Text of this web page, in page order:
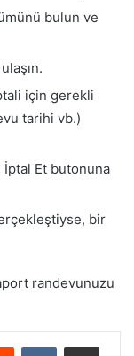
bulun ve
için gerekli
tarihi vb.)
Et butonuna
bir
randevunuzu
Reddit VKontakteE-Posta ile paylaş